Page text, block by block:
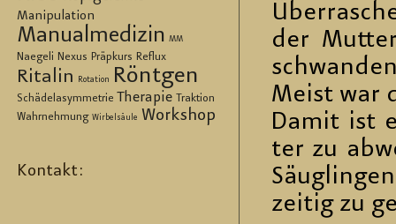
Manipulation
Manualmedizin MM
Naegeli Nexus Präpkurs Reflux
Ritalin Rotation Röntgen
Schädelasymmetrie Therapie Traktion
Wahrnehmung Wirbelsäule Workshop
Kontakt:
der
Meist war
Damit ist
ter zu
zei­tig zu